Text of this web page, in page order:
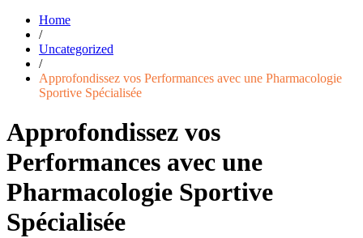
Home
/
Uncategorized
/
Approfondissez vos Performances avec une Pharmacologie
Sportive Spécialisée
Approfondissez vos
Performances avec une
Pharmacologie Sportive
Spécialisée